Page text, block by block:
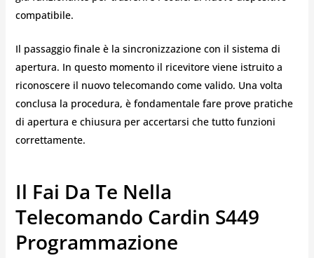
compatibile.
Il passaggio finale è la sincronizzazione con il sistema di
apertura. In questo momento il ricevitore viene istruito a
riconoscere il nuovo telecomando come valido. Una volta
conclusa la procedura, è fondamentale fare prove pratiche
di apertura e chiusura per accertarsi che tutto funzioni
correttamente.
Il Fai Da Te Nella
Telecomando Cardin S449
Programmazione